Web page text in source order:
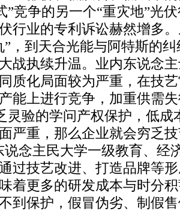
”竞争的另一个“重灾地”光
行业的专利诉讼赫然增多
”，到天合光能与阿特斯的
战执续升温。业内东说念
质化局面较为严重，在技
能上进行竞争，加重供需
灵验的学问产权保护，低成
严重，那么企业就会穷乏
说念主民大学一级教育、经
过技艺改进、打造品牌等
着更多的研发成本与时分
到保护，假冒伪劣、制假